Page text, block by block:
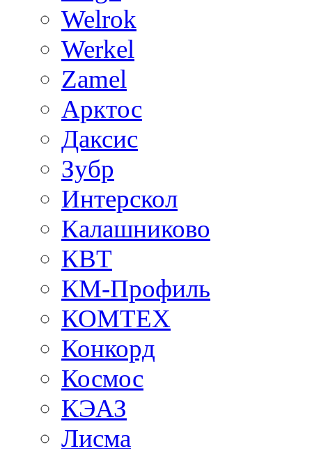
Welrok
Werkel
Zamel
Арктос
Даксис
Зубр
Интерскол
Калашниково
КВТ
КМ-Профиль
КОМТЕХ
Конкорд
Космос
КЭАЗ
Лисма